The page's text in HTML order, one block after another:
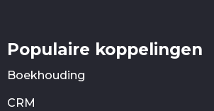
Populaire koppelingen
Boekhouding
CRM